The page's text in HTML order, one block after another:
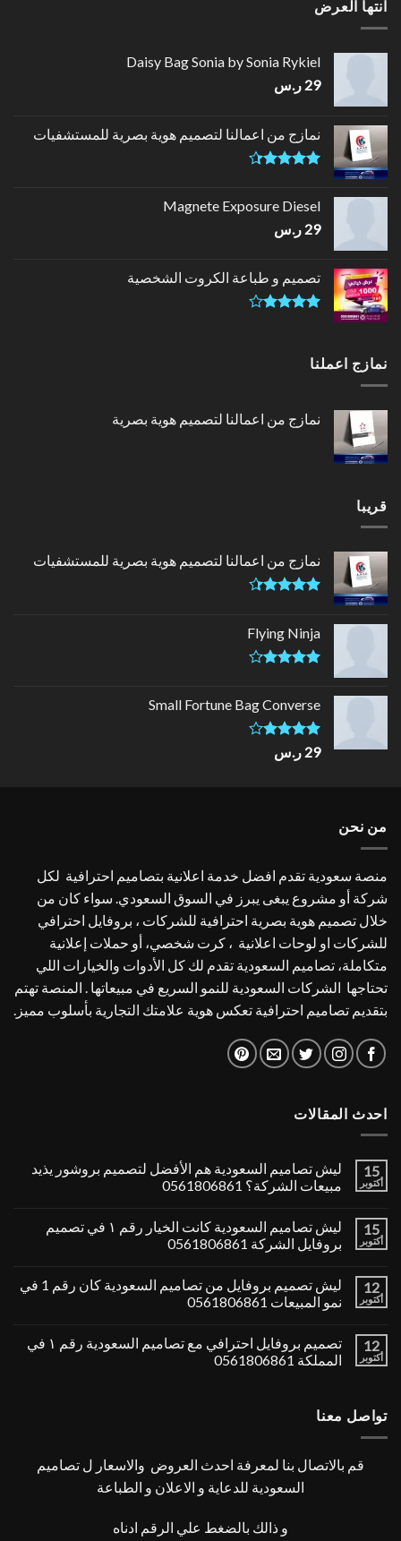
انتها العرض
Daisy Bag Sonia by Sonia Rykiel
29 ر.س
نمازج من اعمالنا لتصميم هوية بصرية للمستشفيات
5
Magnete Exposure Diesel
29 ر.س
تصميم و طباعة الكروت الشخصية
5
نمازج اعملنا
نمازج من اعمالنا لتصميم هوية بصرية
قريبا
نمازج من اعمالنا لتصميم هوية بصرية للمستشفيات
5
Flying Ninja
5
Small Fortune Bag Converse
تم
التقييم
29 ر.س
من نحن
منصة سعودية تقدم افضل خدمة اعلانية بتصاميم احترافية لكل
شركة أو مشروع يبغى يبرز في السوق السعودي. سواء كان من
خلال تصميم هوية بصرية احترافية للشركات ، بروفايل احترافي
للشركات او لوحات اعلانية ، كرت شخصي، أو حملات إعلانية
متكاملة، تصاميم السعودية تقدم لك كل الأدوات والخيارات اللي
تحتاجها الشركات السعودية للنمو السريع في مبيعاتها . المنصة تهتم
بتقديم تصاميم احترافية تعكس هوية علامتك التجارية بأسلوب مميز.
احدث المقالات
15
أكتوبر
ليش تصاميم السعودية هم الأفضل لتصميم بروشور يذيد
مبيعات الشركة؟ 0561806861
15
أكتوبر
ليش تصاميم السعودية كانت الخيار رقم ١ في تصميم
بروفايل الشركة 0561806861
12
أكتوبر
ليش تصميم بروفايل من تصاميم السعودية كان رقم 1 في
نمو المبيعات 0561806861
12
أكتوبر
تصميم بروفايل احترافي مع تصاميم السعودية رقم ١ في
المملكة 0561806861
تواصل معنا
قم بالاتصال بنا لمعرفة احدث العروض والاسعار ل تصاميم
السعودية للدعاية و الاعلان و الطباعة
و ذالك بالضغط علي الرقم ادناه